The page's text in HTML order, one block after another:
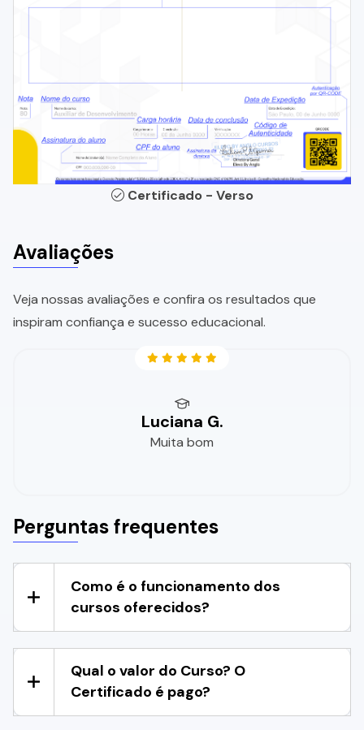
Certificado - Verso
Avaliações
Veja nossas avaliações e confira os resultados que
inspiram confiança e sucesso educacional.
Luciana G.
Muita bom
Perguntas frequentes
Como é o funcionamento dos
cursos oferecidos?
Qual o valor do Curso? O
Certificado é pago?